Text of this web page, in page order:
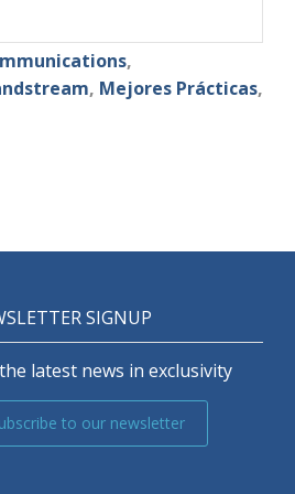
,
, Mejores Prácticas,
SIGNUP
latest news in exclusivity
to our newsletter